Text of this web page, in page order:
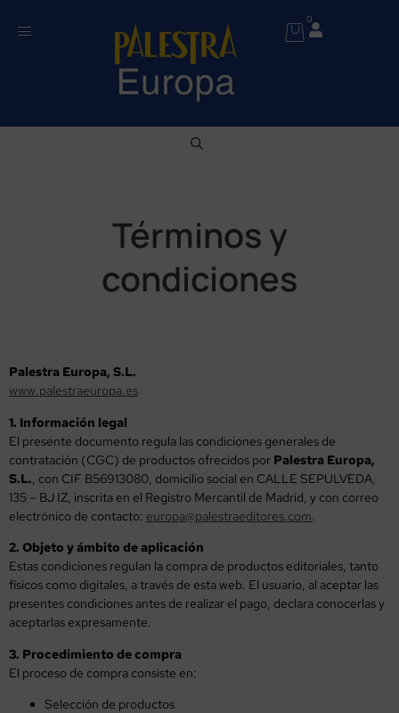
0
Términos y
condiciones
Palestra Europa, S.L.
www.palestraeuropa.es
1. Información legal
El presente documento regula las condiciones generales de
contratación (CGC) de productos ofrecidos por Palestra Europa,
S.L., con CIF B56913080, domicilio social en CALLE SEPULVEDA,
135 – BJ IZ, inscrita en el Registro Mercantil de Madrid, y con correo
electrónico de contacto: europa@palestraeditores.com.
2. Objeto y ámbito de aplicación
Estas condiciones regulan la compra de productos editoriales, tanto
físicos como digitales, a través de esta web. El usuario, al aceptar las
presentes condiciones antes de realizar el pago, declara conocerlas y
aceptarlas expresamente.
3. Procedimiento de compra
El proceso de compra consiste en:
Selección de productos